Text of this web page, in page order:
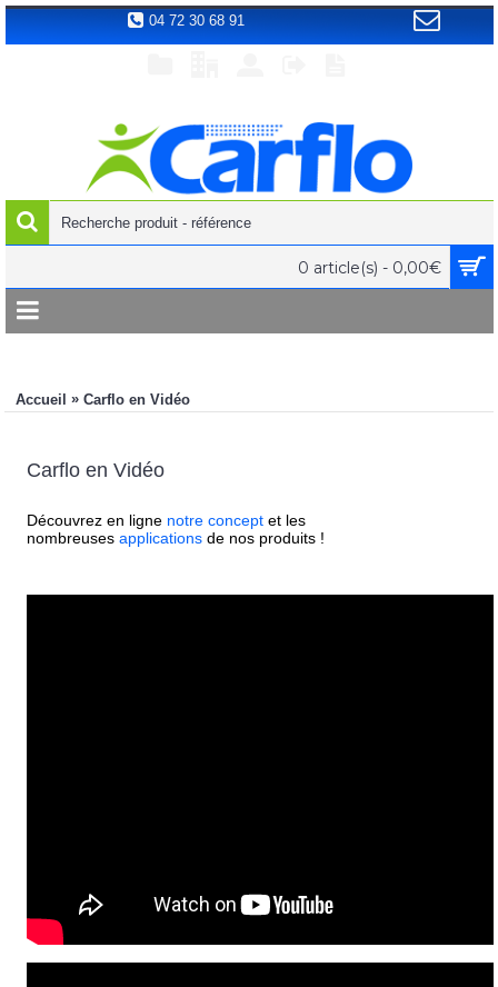
04 72 30 68 91
0 article(s) - 0,00€
Accueil »Carflo en Vidéo
Carflo en Vidéo
Découvrez en ligne notre concept et les
nombreusesapplications de nos produits !